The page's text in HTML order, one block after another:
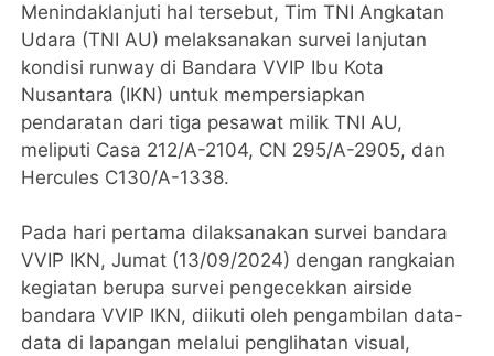
Menindaklanjuti hal tersebut, Tim TNI Angkatan
Udara (TNI AU) melaksanakan survei lanjutan
kondisi runway di Bandara VVIP Ibu Kota
Nusantara (IKN) untuk mempersiapkan
pendaratan dari tiga pesawat milik TNI AU,
meliputi Casa 212/A-2104, CN 295/A-2905, dan
Hercules C130/A-1338.
Pada hari pertama dilaksanakan survei bandara
VVIP IKN, Jumat (13/09/2024) dengan rangkaian
kegiatan berupa survei pengecekkan airside
bandara VVIP IKN, diikuti oleh pengambilan data-
data di lapangan melalui penglihatan visual,